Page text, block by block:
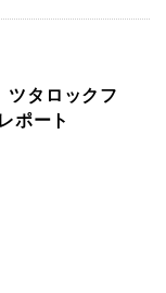
ツタロックフ
ポート